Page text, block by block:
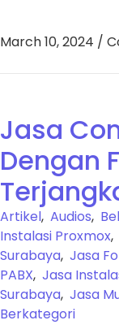
March 10, 2024 /
Jasa
Dengan
Artikel, Audios,
Instalasi Proxmox,
Surabaya, Jasa
PABX, Jasa
Surabaya, Jasa
Berkategori